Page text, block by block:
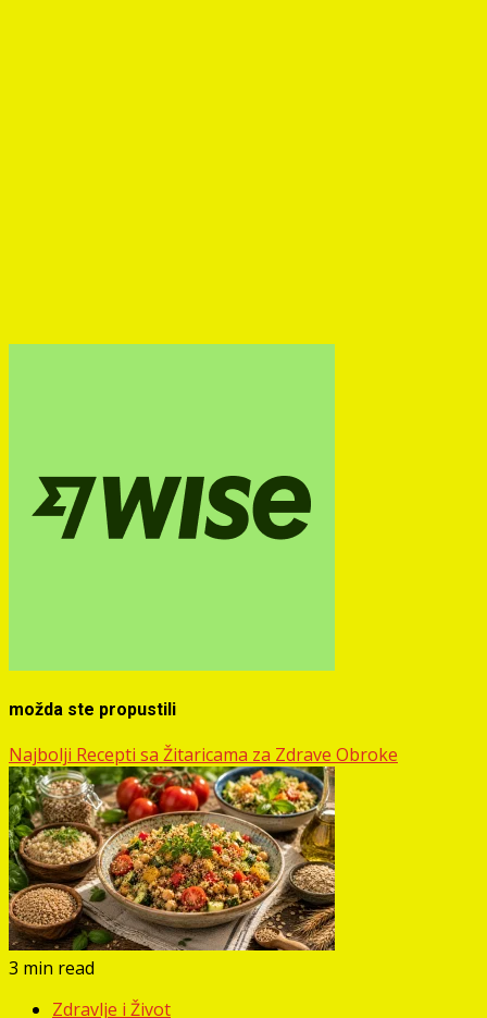
možda ste propustili
Najbolji Recepti sa Žitaricama za Zdrave Obroke
3 min read
Zdravlje i Život